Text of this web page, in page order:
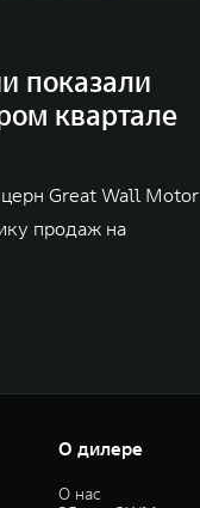
показали
квартале
Great Wall Motor
продаж на
О дилере
О нас